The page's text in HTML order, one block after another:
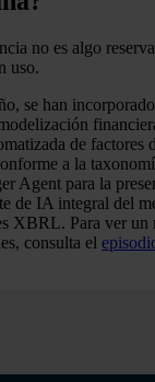
no es algo
uso.
se han
de factores
a la
Agent para la
de IA integral del
XBRL. Para ver un
consulta el